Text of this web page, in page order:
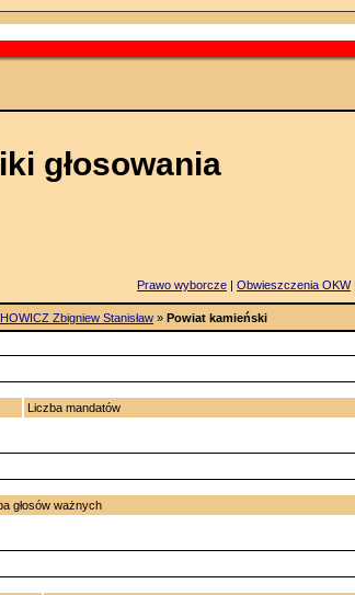
głosowania
Prawo wyborcze | Obwieszczenia OKW|
Zbigniew Stanisław » Powiat kamieński
Liczba mandatów
głosów ważnych